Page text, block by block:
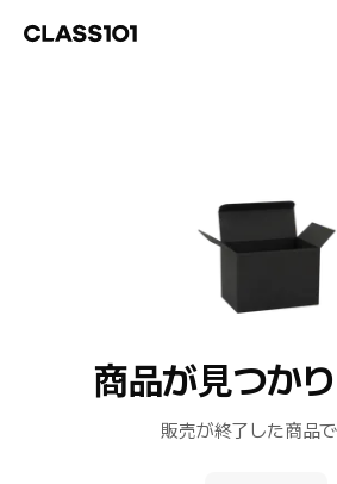
商品が見つか
販売が終了した商品で